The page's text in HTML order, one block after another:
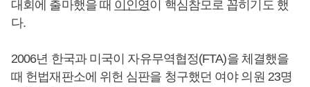
대회에 출마했을 때 이인영이 핵심참모로 꼽히기도 했
다.
2006년 한국과 미국이 자유무역협정(FTA)을 체결했을
때 헌법재판소에 위헌 심판을 청구했던 여야 의원 23명